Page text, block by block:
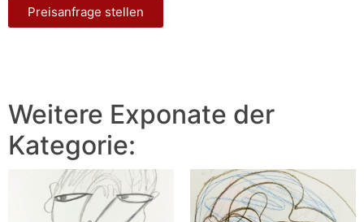
Preisanfrage stellen
Weitere Exponate der
Kategorie: